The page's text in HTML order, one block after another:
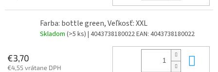
Farba: bottle green, Veľkosť: XXL
Skladom (>5 ks) | 4043738180022EAN: 4043738180022
€3,70
€4,55 vrátane DPH